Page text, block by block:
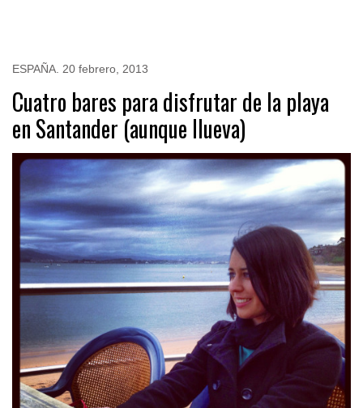
ESPAÑA 20 febrero, 2013
Cuatro bares para disfrutar de la playa
en Santander (aunque llueva)